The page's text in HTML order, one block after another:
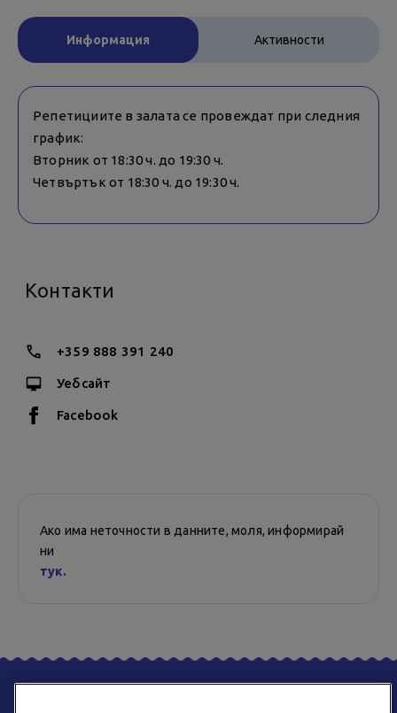
Информация Активности
Репетициите в залата се провеждат при следния
график:
Вторник от 18:30 ч. до 19:30 ч.
Четвъртък от 18:30 ч. до 19:30 ч.
Контакти
+359 888 391 240
Уебсайт
Facebook
Ако има неточности в данните, моля, информирай
ни
тук.